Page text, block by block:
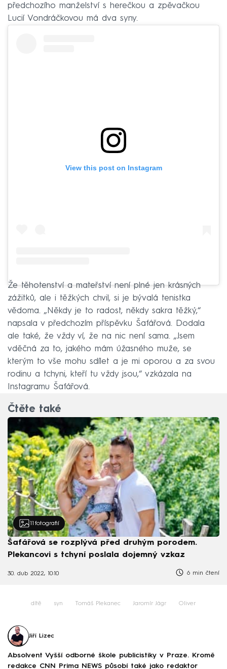
předchozího manželství s herečkou a zpěvačkou
Lucií Vondráčkovou má dva syny.
View this post on Instagram
Že těhotenství a mateřství není plné jen krásných
zážitků, ale i těžkých chvil, si je bývalá tenistka
vědoma. „Někdy je to radost, někdy sakra těžký,“
napsala v předchozím příspěvku Šafářová. Dodala
ale také, že vždy ví, že na nic není sama. „Jsem
vděčná za to, jakého mám úžasného muže, se
kterým to vše mohu sdílet a je mi oporou a za svou
rodinu a tchyni, kteří tu vždy jsou,“ vzkázala na
Instagramu Šafářová.
Čtěte také
11 fotografií
Šafářová se rozplývá před druhým porodem.
Plekancovi s tchyní poslala dojemný vzkaz
30. dub 2022, 10:10 6 min čtení
dítě syn Tomáš Plekanec Jaromír Jágr Oliver
Jiří Lizec
Absolvent Vyšší odborné škole publicistiky v Praze. Kromě
redakce CNN Prima NEWS působí také jako redaktor